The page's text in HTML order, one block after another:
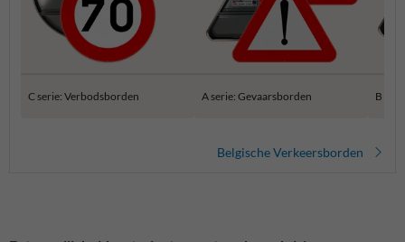
C serie: Verbodsborden A serie: Gevaarsborden B
Belgische Verkeersborden